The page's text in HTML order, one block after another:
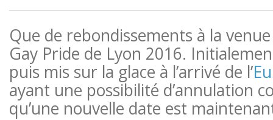
Que de rebondissements à la
Gay Pride de Lyon 2016.
puis mis sur la glace à l’arrivé de l’
ayant une possibilité d’annulation
qu’une nouvelle date est